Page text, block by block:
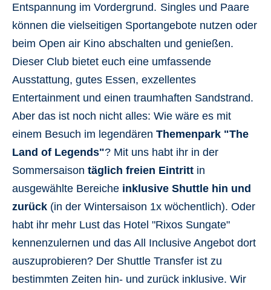
Entspannung im Vordergrund. Singles und Paare
können die vielseitigen Sportangebote nutzen oder
beim Open air Kino abschalten und genießen.
Dieser Club bietet euch eine umfassende
Ausstattung, gutes Essen, exzellentes
Entertainment und einen traumhaften Sandstrand.
Aber das ist noch nicht alles: Wie wäre es mit
einem Besuch im legendären Themenpark "The
Land of Legends"? Mit uns habt ihr in der
Sommersaison täglich freien Eintritt in
ausgewählte Bereiche inklusive Shuttle hin und
zurück (in der Wintersaison 1x wöchentlich). Oder
habt ihr mehr Lust das Hotel "Rixos Sungate"
kennenzulernen und das All Inclusive Angebot dort
auszuprobieren? Der Shuttle Transfer ist zu
bestimmten Zeiten hin- und zurück inklusive. Wir